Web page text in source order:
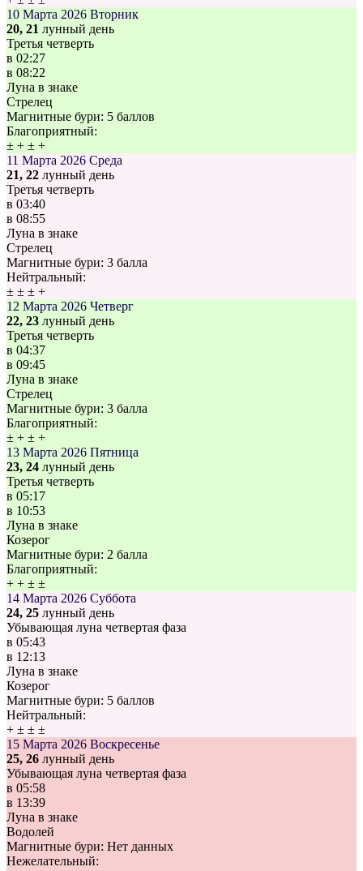
10 Марта 2026 Вторник
20, 21 лунный день
Третья четверть
в 02:27
в 08:22
Луна в знаке
Стрелец
Магнитные бури: 5 баллов
Благоприятный:
± + ± +
11 Марта 2026 Среда
21, 22 лунный день
Третья четверть
в 03:40
в 08:55
Луна в знаке
Стрелец
Магнитные бури: 3 балла
Нейтральный:
± ± ± +
12 Марта 2026 Четверг
22, 23 лунный день
Третья четверть
в 04:37
в 09:45
Луна в знаке
Стрелец
Магнитные бури: 3 балла
Благоприятный:
± + ± +
13 Марта 2026 Пятница
23, 24 лунный день
Третья четверть
в 05:17
в 10:53
Луна в знаке
Козерог
Магнитные бури: 2 балла
Благоприятный:
+ + ± ±
14 Марта 2026 Суббота
24, 25 лунный день
Убывающая луна четвертая фаза
в 05:43
в 12:13
Луна в знаке
Козерог
Магнитные бури: 5 баллов
Нейтральный:
+ ± ± ±
15 Марта 2026 Воскресенье
25, 26 лунный день
Убывающая луна четвертая фаза
в 05:58
в 13:39
Луна в знаке
Водолей
Магнитные бури: Нет данных
Нежелательный: